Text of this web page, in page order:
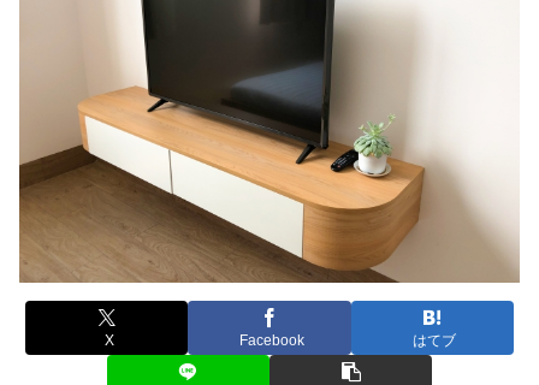
X Facebook はてブ